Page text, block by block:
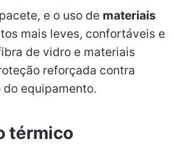
e o uso de materiais
mais leves, confortáveis e
de vidro e materiais
reforçada contra
equipamento.
térmico